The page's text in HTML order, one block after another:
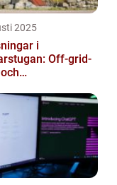
2025
i
Off‑grid-